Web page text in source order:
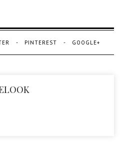
PINTEREST GOOGLE+